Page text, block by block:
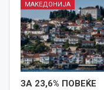
МАКЕДОНИЈА
ЗА 23,6% ПОВЕЌЕ